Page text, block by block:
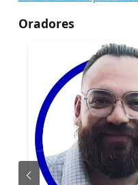
Oradores